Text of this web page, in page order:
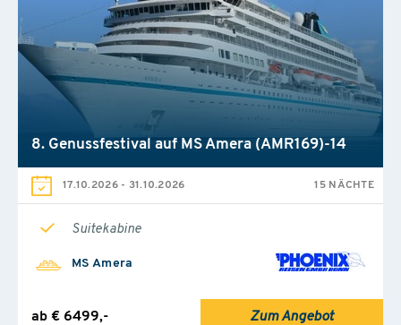
8. Genussfestival auf MS Amera (AMR169)-14
17.10.2026- 31.10.2026 15 NÄCHTE
Suitekabine
MS Amera
ab € 6499,- Zum Angebot